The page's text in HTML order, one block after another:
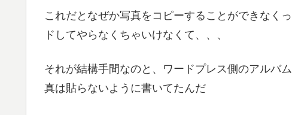
これだとなぜか写真をコピーすることができなく
ドしてやらなくちゃいけなくて、、、
それが結構手間なのと、ワードプレス側のアルバ
真は貼らないように書いてたんだ